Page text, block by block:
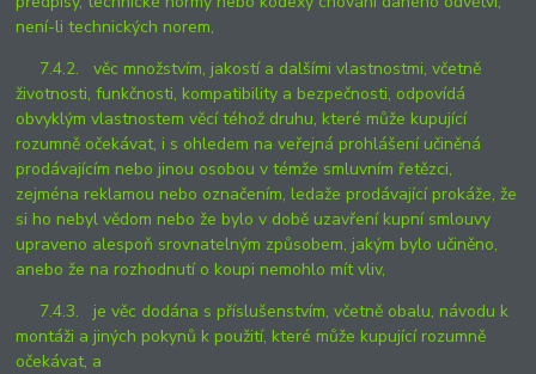
není-li technických norem,
7.4.2. věc množstvím, jakostí a dalšími vlastnostmi, včetně
životnosti, funkčnosti, kompatibility a bezpečnosti, odpovídá
obvyklým vlastnostem věcí téhož druhu, které může kupující
rozumně očekávat, i s ohledem na veřejná prohlášení učiněná
prodávajícím nebo jinou osobou v témže smluvním řetězci,
zejména reklamou nebo označením, ledaže prodávající prokáže, že
si ho nebyl vědom nebo že bylo v době uzavření kupní smlouvy
upraveno alespoň srovnatelným způsobem, jakým bylo učiněno,
anebo že na rozhodnutí o koupi nemohlo mít vliv,
7.4.3. je věc dodána s příslušenstvím, včetně obalu, návodu k
montáži a jiných pokynů k použití, které může kupující rozumně
očekávat, a